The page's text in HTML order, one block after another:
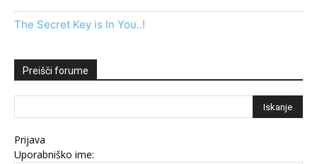
The Secret Key is In You..!
Preišči forume
Prijava
Uporabniško ime: